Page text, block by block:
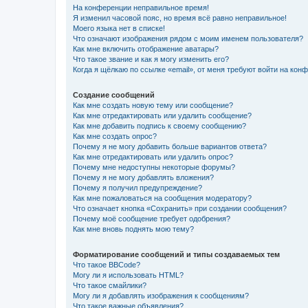
На конференции неправильное время!
Я изменил часовой пояс, но время всё равно неправильное!
Моего языка нет в списке!
Что означают изображения рядом с моим именем пользователя?
Как мне включить отображение аватары?
Что такое звание и как я могу изменить его?
Когда я щёлкаю по ссылке «email», от меня требуют войти на
Создание сообщений
Как мне создать новую тему или сообщение?
Как мне отредактировать или удалить сообщение?
Как мне добавить подпись к своему сообщению?
Как мне создать опрос?
Почему я не могу добавить больше вариантов ответа?
Как мне отредактировать или удалить опрос?
Почему мне недоступны некоторые форумы?
Почему я не могу добавлять вложения?
Почему я получил предупреждение?
Как мне пожаловаться на сообщения модератору?
Что означает кнопка «Сохранить» при создании сообщения?
Почему моё сообщение требует одобрения?
Как мне вновь поднять мою тему?
Форматирование сообщений и типы создаваемых тем
Что такое BBCode?
Могу ли я использовать HTML?
Что такое смайлики?
Могу ли я добавлять изображения к сообщениям?
Что такое важные объявления?